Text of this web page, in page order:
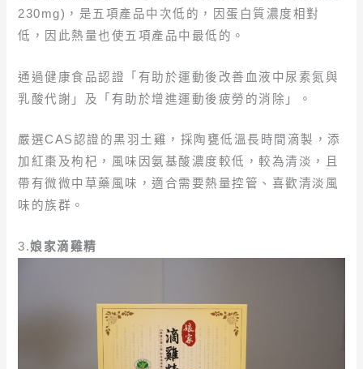
230mg)，是五項產品中次低的，因蛋白質濃度相對
低，因此熱量也使五項產品中最低的。
通過健康食品認證「有助於運動後改善血液中尿素氮與
乳酸代謝」及「有助於增進運動後疲勞的消除」。
嚴選CAS認證的黑羽土雞，採陶甕低溫長時間滴製，添
加紅棗及枸杞，風味因氨基酸濃度較低，較為清淡，且
帶有微微中草藥風味，適合需要熱量控管、喜歡清淡風
味的族群。
3.娘家滴雞精